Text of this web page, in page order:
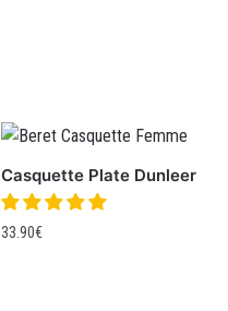
Casquette Plate Dunleer
33.90€